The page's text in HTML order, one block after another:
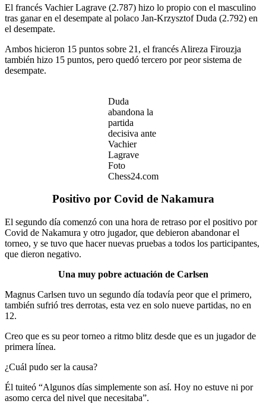
El francés Vachier Lagrave (2.787) hizo lo propio con el masculino
tras ganar en el desempate al polaco Jan-Krzysztof Duda (2.792) en
el desempate.
Ambos hicieron 15 puntos sobre 21, el francés Alireza Firouzja
también hizo 15 puntos, pero quedó tercero por peor sistema de
desempate.
Duda
abandona la
partida
decisiva ante
Vachier
Lagrave
Foto
Chess24.com
Positivo por Covid de Nakamura
El segundo día comenzó con una hora de retraso por el positivo por
Covid de Nakamura y otro jugador, que debieron abandonar el
torneo, y se tuvo que hacer nuevas pruebas a todos los participantes,
que dieron negativo.
Una muy pobre actuación de Carlsen
Magnus Carlsen tuvo un segundo día todavía peor que el primero,
también sufrió tres derrotas, esta vez en solo nueve partidas, no en
12.
Creo que es su peor torneo a ritmo blitz desde que es un jugador de
primera línea.
¿Cuál pudo ser la causa?
Él tuiteó “Algunos días simplemente son así. Hoy no estuve ni por
asomo cerca del nivel que necesitaba”.